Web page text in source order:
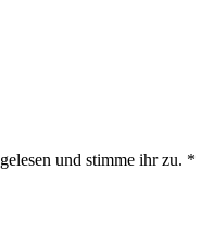
gelesen und stimme ihr zu. *